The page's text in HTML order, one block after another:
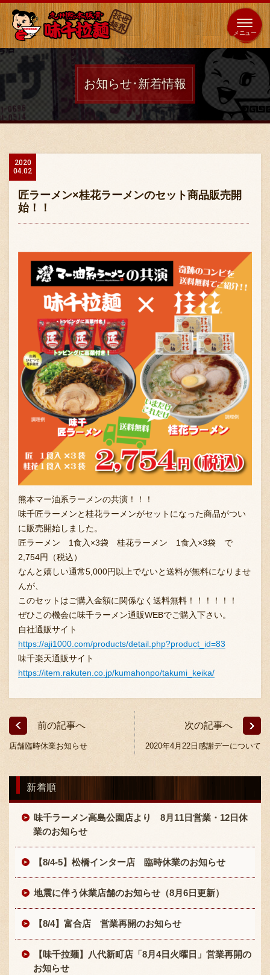
全国
展開 海外 653 店 64 店
ホーム
店舗案内
味千の取り組み
お問い合わせ
ブランド一覧
FC加盟店募集
会社案内
お知らせ
採用情報
〒869-1107 熊本県菊池郡菊陽町辛川448
TEL:096-349-2222
FAX: 096-349-2288
お知らせ･新着情報
2020
04.02
匠ラーメン×桂花ラーメンのセット商品販売開
始！！
熊本マー油系ラーメンの共演！！！
味千匠ラーメンと桂花ラーメンがセットになった商品がつい
に販売開始しました。
匠ラーメン 1食入×3袋 桂花ラーメン 1食入×3袋 で
2,754円（税込）
なんと嬉しい通常5,000円以上でないと送料が無料になりませ
んが、
このセットはご購入金額に関係なく送料無料！！！！！！
ぜひこの機会に味千ラーメン通販WEBでご購入下さい。
自社通販サイト
https://aji1000.com/products/detail.php?product_id=83
味千楽天通販サイト
https://item.rakuten.co.jp/kumahonpo/takumi_keika/
前の記事へ
店舗臨時休業お知らせ
次の記事へ
2020年4月22日感謝デーについて
新着順
味千ラーメン高島公園店より 8月11日営業・12日休
業のお知らせ
【8/4-5】松橋インター店 臨時休業のお知らせ
地震に伴う休業店舗のお知らせ（8月6日更新）
【8/4】富合店 営業再開のお知らせ
【味千拉麺】八代新町店「8月4日火曜日」営業再開の
お知らせ